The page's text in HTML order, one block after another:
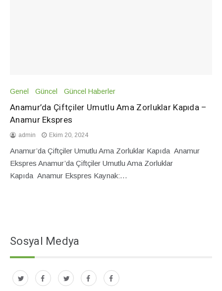
Genel Güncel Güncel Haberler
Anamur’da Çiftçiler Umutlu Ama Zorluklar Kapıda –
Anamur Ekspres
admin Ekim 20, 2024
Anamur’da Çiftçiler Umutlu Ama Zorluklar Kapıda Anamur
Ekspres Anamur’da Çiftçiler Umutlu Ama Zorluklar
Kapıda Anamur Ekspres Kaynak:…
Sosyal Medya